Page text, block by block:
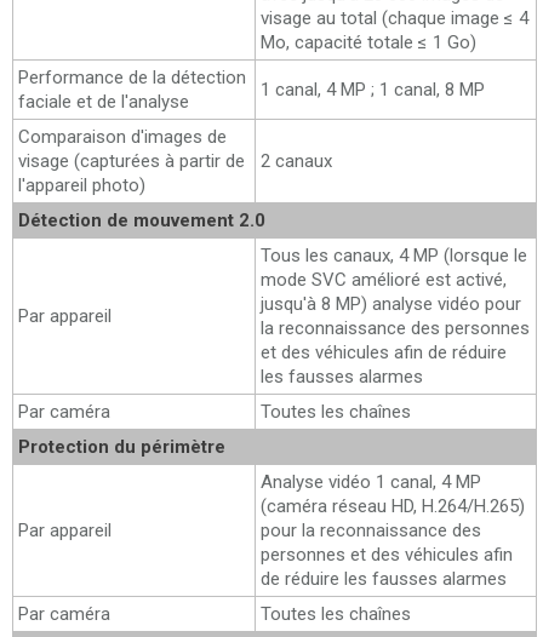
visage au total (chaque image ≤ 4
Mo, capacité totale ≤ 1 Go)
Performance de la détection
faciale et de l'analyse
1 canal, 4 MP ; 1 canal, 8 MP
Comparaison d'images de
visage (capturées à partir de
l'appareil photo)
2 canaux
Détection de mouvement 2.0
Par appareil
Tous les canaux, 4 MP (lorsque le
mode SVC amélioré est activé,
jusqu'à 8 MP) analyse vidéo pour
la reconnaissance des personnes
et des véhicules afin de réduire
les fausses alarmes
Par caméra
Toutes les chaînes
Protection du périmètre
Par appareil
Analyse vidéo 1 canal, 4 MP
(caméra réseau HD, H.264/H.265)
pour la reconnaissance des
personnes et des véhicules afin
de réduire les fausses alarmes
Par caméra
Toutes les chaînes